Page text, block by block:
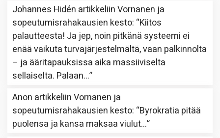
Johannes Hidén artikkeliinVornanen ja
sopeutumisrahakausien kesto: “Kiitos
palautteesta! Ja jep, noin pitkänä systeemi ei
enää vaikuta turvajärjestelmältä, vaan palkinnolta
– ja ääritapauksissa aika massiiviselta
sellaiselta. Palaan…”
Anon artikkeliinVornanen ja
sopeutumisrahakausien kesto: “Byrokratia pitää
puolensa ja kansa maksaa viulut…”